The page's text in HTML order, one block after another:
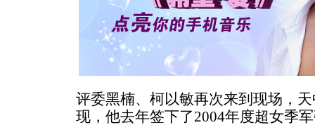
评委黑楠、柯以敏再次来到现场，
现，他去年签下了2004年度超女季